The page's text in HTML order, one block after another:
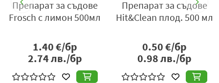
Препарат за съдове
Frosch с лимон 500мл
1.40€/бр
2.74лв./бр
Препарат за съдове
Hit&Clean плод. 500 мл
0.50€/бр
0.98лв./бр